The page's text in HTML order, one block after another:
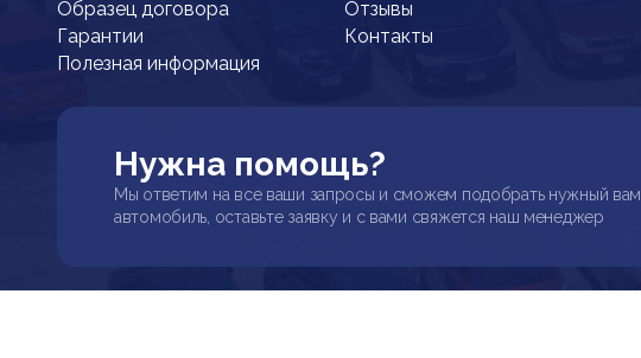
Образец договора
Гарантии
Полезная информация
Отзывы
Контакты
Нужна помощь?
Мы ответим на все ваши запросы и сможем подобрать нужный вам
автомобиль, оставьте заявку и с вами свяжется наш менеджер